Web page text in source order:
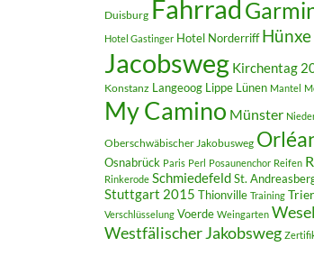
Duisburg Fahrrad
Hotel Gastinger Hotel Norderriff Hünxe
Jacobsweg Kirchentag
Konstanz Langeoog Lippe Lünen Mantel
My Camino Münster
Oberschwäbischer Jakobusweg
Osnabrück Paris Perl Posaunenchor Reifen
Rinkerode Schmiedefeld St.
Stuttgart 2015 Thionville Training Trier
Verschlüsselung Voerde Weingarten Wesel
Westfälischer Jakobsweg